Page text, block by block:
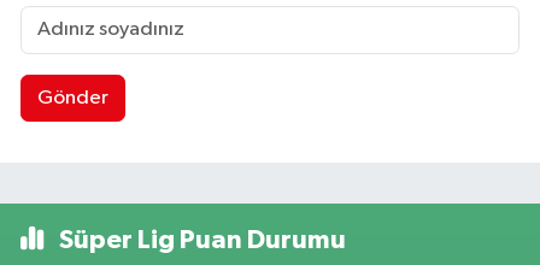
Gönder
Süper Lig Puan Durumu